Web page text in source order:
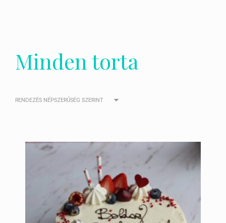
Minden torta